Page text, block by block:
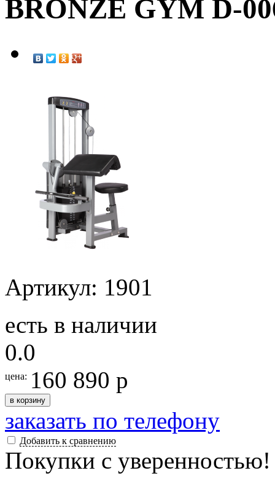
BRONZE GYM D-
Артикул: 1901
есть в наличии
0.0
цена: 160 890 р
в корзину
заказать по телефону
Добавить к сравнению
Покупки с уверенностью!